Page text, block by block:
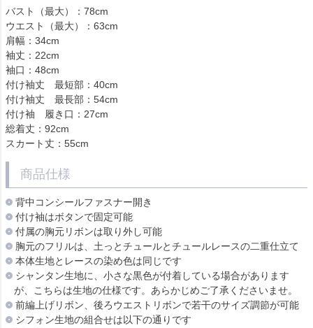
バスト（最大）：78cm
ウエスト（最大）：63cm
肩幅：34cm
袖丈：22cm
袖口：48cm
付け袖丈 最短部：40cm
付け袖丈 最長部：54cm
付け袖 履き口：27cm
総着丈：92cm
スカート丈：55cm
商品仕様
背中コンシールファスナー開き
付け袖はボタンで固定可能
付属の胸元リボンは取り外し可能
胸元のフリルは、土っとチュールとチュールレースの二重仕立て
本体生地とレースの染め色は同じです
シャンタン生地に、小さな黒色が付着している場合があります
が、こちらは生地の仕様です。あらかじめご了承くださいませ。
前編上げリボン、後ろウエストリボンで若干のサイズ調節が可能
シフォン生地の組合せは以下の通りです